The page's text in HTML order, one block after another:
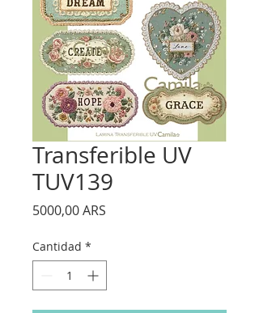
Transferible UV
TUV139
5000,00 ARS
Cantidad *